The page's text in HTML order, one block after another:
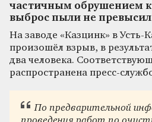
частичным обрушением
выброс пыли не
На заводе «Казцинк» в Усть-
произошёл взрыв, в
два человека.
распространена пресс-
По предварительной